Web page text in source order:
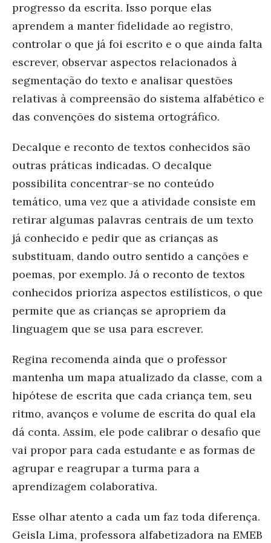
progresso da escrita. Isso porque elas
aprendem a manter fidelidade ao registro,
controlar o que já foi escrito e o que ainda falta
escrever, observar aspectos relacionados à
segmentação do texto e analisar questões
relativas à compreensão do sistema alfabético e
das convenções do sistema ortográfico.
Decalque e reconto de textos conhecidos são
outras práticas indicadas. O decalque
possibilita concentrar-se no conteúdo
temático, uma vez que a atividade consiste em
retirar algumas palavras centrais de um texto
já conhecido e pedir que as crianças as
substituam, dando outro sentido a canções e
poemas, por exemplo. Já o reconto de textos
conhecidos prioriza aspectos estilísticos, o que
permite que as crianças se apropriem da
linguagem que se usa para escrever.
Regina recomenda ainda que o professor
mantenha um mapa atualizado da classe, com a
hipótese de escrita que cada criança tem, seu
ritmo, avanços e volume de escrita do qual ela
dá conta. Assim, ele pode calibrar o desafio que
vai propor para cada estudante e as formas de
agrupar e reagrupar a turma para a
aprendizagem colaborativa.
Esse olhar atento a cada um faz toda diferença.
Geisla Lima, professora alfabetizadora na EMEB